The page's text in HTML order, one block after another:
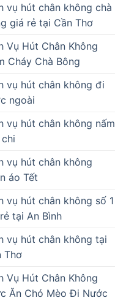
vụ hút chân không chà
giá rẻ tại Cần Thơ
Vụ Hút Chân Không
Cháy Chà Bông
vụ hút chân không đi
ngoài
vụ hút chân không nấm
vụ hút chân không
áo Tết
vụ hút chân không số 1
tại An Bình
vụ hút chân không tại
Thơ
Vụ Hút Chân Không
Ăn Chó Mèo Đi Nước